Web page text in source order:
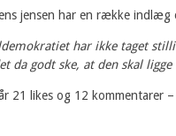
jensen har en række
har ikke taget
da godt ske, at den skal
21 likes og 12 kommentarer